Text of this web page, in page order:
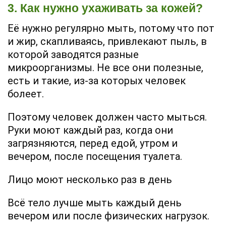
3. Как нужно ухаживать за кожей?
Её нужно регулярно мыть, потому что пот
и жир, скапливаясь, привлекают пыль, в
которой заводятся разные
микроорганизмы. Не все они полезные,
есть и такие, из-за которых человек
болеет.
Поэтому человек должен часто мыться.
Руки моют каждый раз, когда они
загрязняются, перед едой, утром и
вечером, после посещения туалета.
Лицо моют несколько раз в день
Всё тело лучше мыть каждый день
вечером или после физических нагрузок.